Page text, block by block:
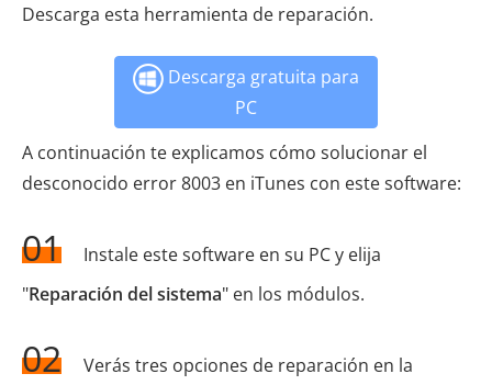
Descarga esta herramienta de reparación.
Descarga gratuita para
PC
A continuación te explicamos cómo solucionar el
desconocido error 8003 en iTunes con este software:
01
Instale este software en su PC y elija
"Reparación del sistema" en los módulos.
02
Verás tres opciones de reparación en la